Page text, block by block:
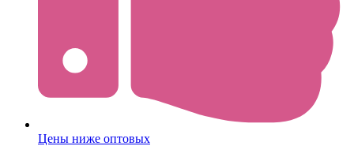
Цены ниже оптовых